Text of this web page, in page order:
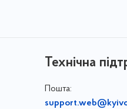
Технічна
Пошта: